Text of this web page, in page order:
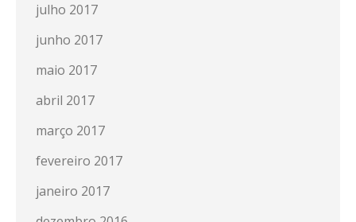
julho 2017
junho 2017
maio 2017
abril 2017
março 2017
fevereiro 2017
janeiro 2017